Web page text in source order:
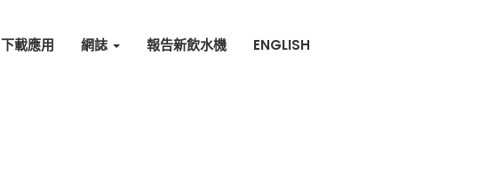
下載應用 網誌 報告新飲水機 ENGLISH